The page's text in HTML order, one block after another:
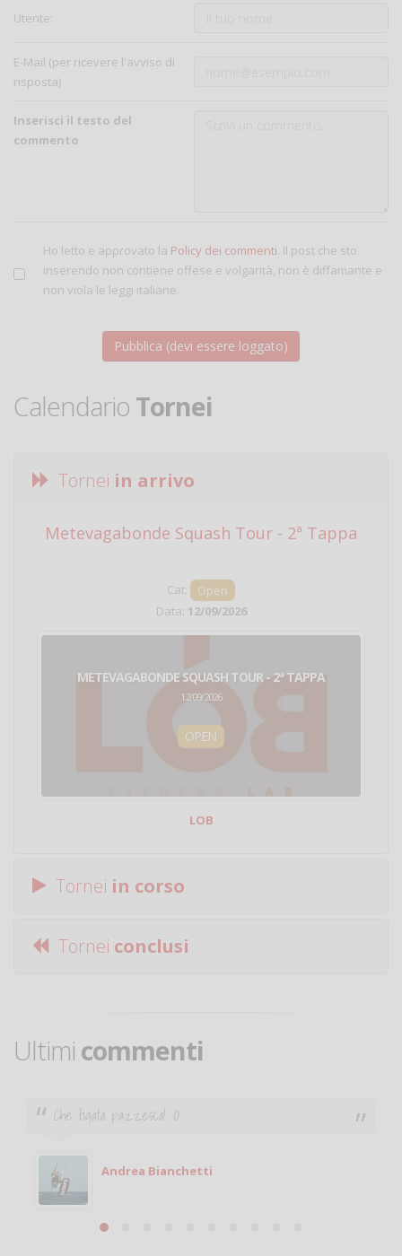
Utente:
E-Mail (per ricevere l'avviso di
risposta)
Inserisci il testo del
commento
Ho letto e approvato la Policy dei commenti. Il post che sto
inserendo non contiene offese e volgarità, non è diffamante e
non viola le leggi italiane.
Calendario Tornei
Tornei in arrivo
Metevagabonde Squash Tour - 2ª Tappa
Cat:
Open
Data: 12/09/2026
METEVAGABONDE SQUASH TOUR - 2ª TAPPA
12/09/2026
OPEN
LOB
Tornei in corso
Tornei conclusi
Ultimi commenti
Ciao. Sono a Treviglio da poco e vorrei tornare a
Michele
Michele Miglionico